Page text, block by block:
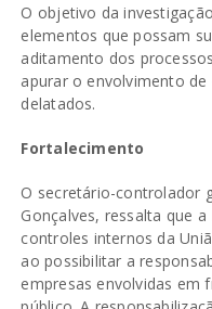
O objetivo da
elementos que possam
aditamento dos
apurar o envolvimento
delatados.
Fortalecimento
O secretário-controlador
Gonçalves, ressalta que
controles internos da
ao possibilitar a
empresas envolvidas em